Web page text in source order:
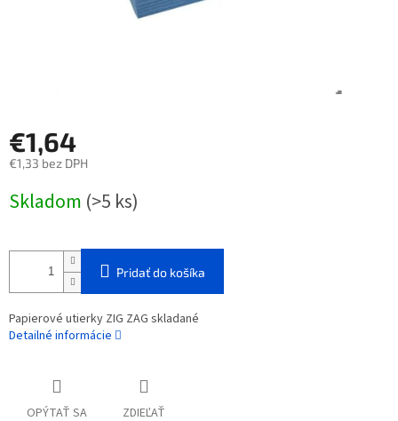
€1,64
€1,33 bez DPH
cena:
Skladom (>5 ks)
Pridať do košíka
Papierové utierky ZIG ZAG skladané
Detailné informácie
OPÝTAŤ SA ZDIEĽAŤ